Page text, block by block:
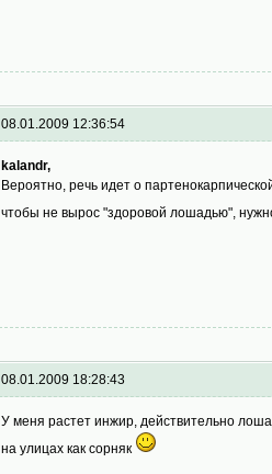
08.01.2009 12:36:54
kalandr,
Вероятно, речь идет о
чтобы не вырос "здоровой лошадью",
08.01.2009 18:28:43
У меня растет инжир, действительно
на улицах как сорняк